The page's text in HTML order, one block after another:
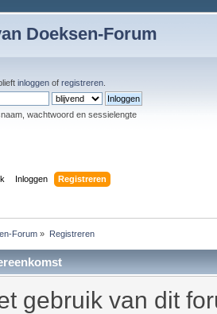
Doeksen-Forum
inloggen of registreren
wachtwoord en sessielengte
Inloggen Registreren
Forum » Registreren
gebruik van dit